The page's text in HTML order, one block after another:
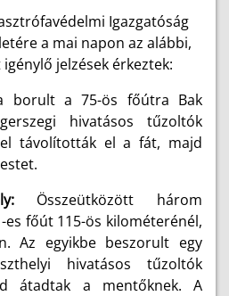
Igazgatóság
a mai napon az alábbi,
jelzések érkeztek:
borult a 75-ös főútra Bak
hivatásos tűzoltók
távolították el a fát, majd
Összeütközött három
es főút 115-ös kilométerénél,
Az egyikbe beszorult egy
hivatásos tűzoltók
átadtak a mentőknek. A